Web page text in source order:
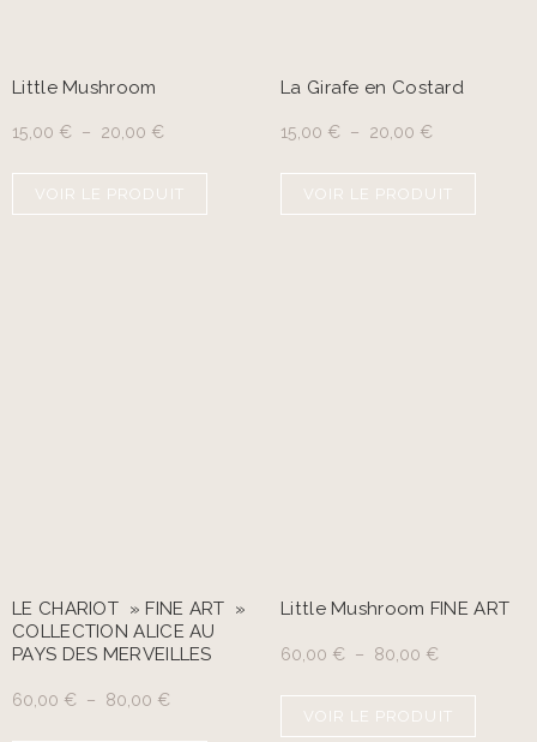
Little Mushroom
15,00 € – 20,00 €
VOIR LE PRODUIT
La Girafe en Costard
15,00 € – 20,00 €
VOIR LE PRODUIT
LE CHARIOT » FINE ART »
COLLECTION ALICE AU
PAYS DES MERVEILLES
60,00 € – 80,00 €
Little Mushroom FINE ART
60,00 € – 80,00 €
VOIR LE PRODUIT